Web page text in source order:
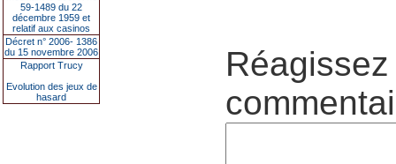
59-1489 du 22
décembre 1959 et
relatif aux casinos
Décret n° 2006- 1386
du 15 novembre 2006
Rapport Trucy
Evolution des jeux de
hasard